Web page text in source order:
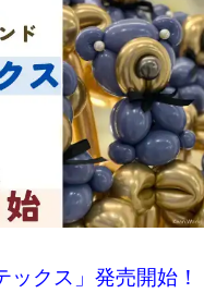
クス」発売開始！